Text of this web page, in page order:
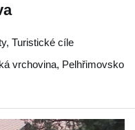
Turistické cíle
vrchovina, Pelhřimovsko